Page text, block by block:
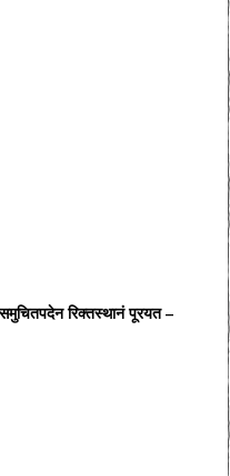
रिक्तस्थानं पूरयत –